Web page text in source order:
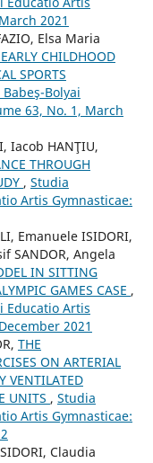
2021
Elsa Maria
CHILDHOOD
SPORTS
Bolyai
63, No. 1, March
Iacob HANŢIU,
THROUGH
, Studia
Artis Gymnasticae:
Emanuele ISIDORI,
SANDOR, Angela
IN SITTING
GAMES CASE ,
Educatio Artis
2021
THE
ON ARTERIAL
VENTILATED
UNITS , Studia
Artis Gymnasticae:
Claudia